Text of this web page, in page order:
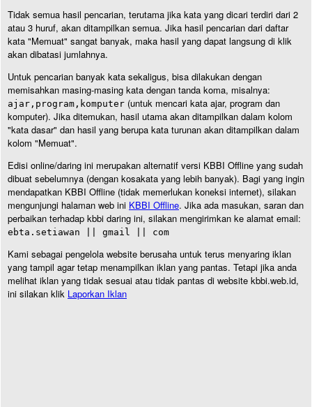
Tidak semua hasil pencarian, terutama jika kata yang dicari terdiri dari 2
atau 3 huruf, akan ditampilkan semua. Jika hasil pencarian dari daftar
kata "Memuat" sangat banyak, maka hasil yang dapat langsung di klik
akan dibatasi jumlahnya.
Untuk pencarian banyak kata sekaligus, bisa dilakukan dengan
memisahkan masing-masing kata dengan tanda koma, misalnya:
ajar,program,komputer (untuk mencari kata ajar, program dan
komputer). Jika ditemukan, hasil utama akan ditampilkan dalam kolom
"kata dasar" dan hasil yang berupa kata turunan akan ditampilkan dalam
kolom "Memuat".
Edisi online/daring ini merupakan alternatif versi KBBI Offline yang sudah
dibuat sebelumnya (dengan kosakata yang lebih banyak). Bagi yang ingin
mendapatkan KBBI Offline (tidak memerlukan koneksi internet), silakan
mengunjungi halaman web ini KBBI Offline. Jika ada masukan, saran dan
perbaikan terhadap kbbi daring ini, silakan mengirimkan ke alamat email:
ebta.setiawan || gmail || com
Kami sebagai pengelola website berusaha untuk terus menyaring iklan
yang tampil agar tetap menampilkan iklan yang pantas. Tetapi jika anda
melihat iklan yang tidak sesuai atau tidak pantas di website kbbi.web.id,
ini silakan klik Laporkan Iklan